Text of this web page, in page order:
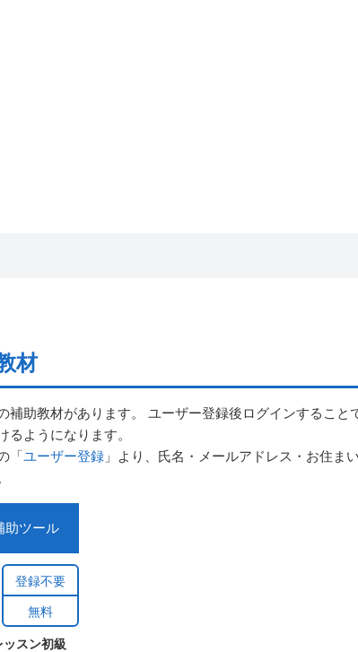
材
補助教材があります。 ユーザー登録後ログインすること
るようになります。
「ユーザー登録 」より、氏名・メールアドレス・お住ま
助ツール
登録不要
無料
ッスン初級